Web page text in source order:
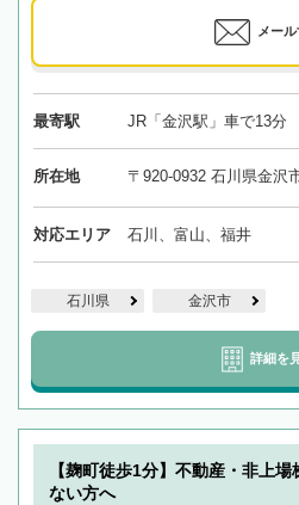
メー
最寄駅 JR「金沢駅」車で13分
所在地 〒920-0932 石川県金沢
対応エリア 石川、富山、福井
石川県 金沢市
詳細を
【麹町徒歩1分】不動産・非上
ない方へ